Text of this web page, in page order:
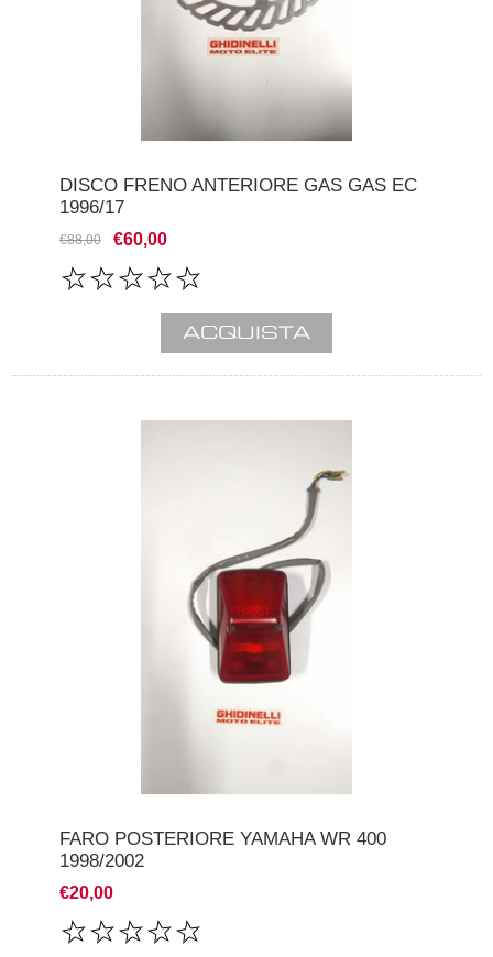
DISCO FRENO ANTERIORE GAS GAS EC
1996/17
€88,00 €60,00
FARO POSTERIORE YAMAHA WR 400
1998/2002
€20,00